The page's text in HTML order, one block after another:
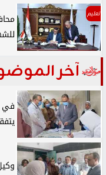
تعليم
آخر
في